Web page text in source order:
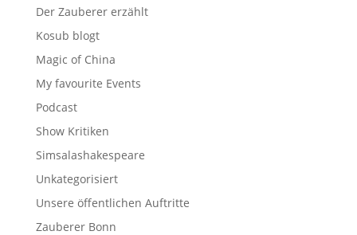
Der Zauberer erzählt
Kosub blogt
Magic of China
My favourite Events
Podcast
Show Kritiken
Simsalashakespeare
Unkategorisiert
Unsere öffentlichen Auftritte
Zauberer Bonn